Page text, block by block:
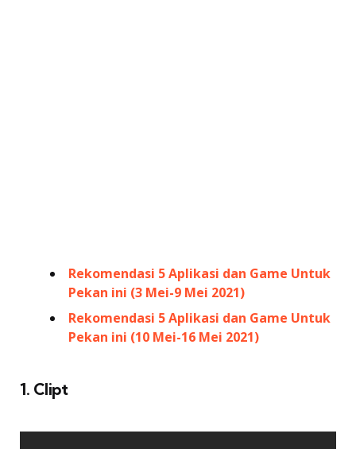
Rekomendasi 5 Aplikasi dan Game Untuk
Pekan ini (3 Mei-9 Mei 2021)
Rekomendasi 5 Aplikasi dan Game Untuk
Pekan ini (10 Mei-16 Mei 2021)
1. Clipt